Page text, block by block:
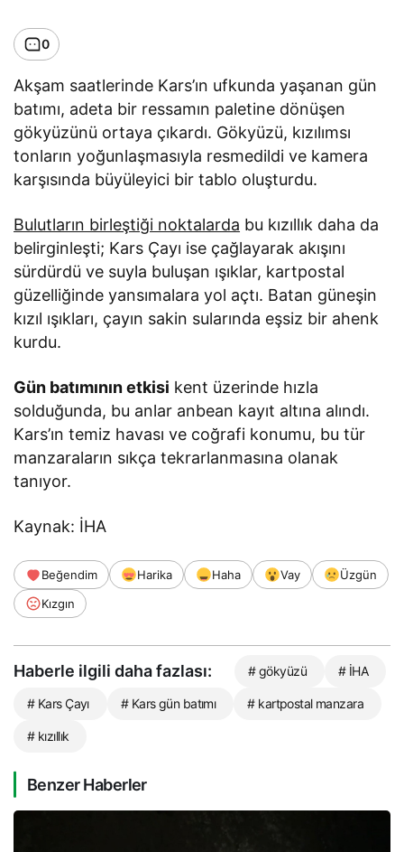
0
Akşam saatlerinde Kars’ın ufkunda yaşanan gün
batımı, adeta bir ressamın paletine dönüşen
gökyüzünü ortaya çıkardı. Gökyüzü, kızılımsı
tonların yoğunlaşmasıyla resmedildi ve kamera
karşısında büyüleyici bir tablo oluşturdu.
Bulutların birleştiği noktalarda bu kızıllık daha da
belirginleşti; Kars Çayı ise çağlayarak akışını
sürdürdü ve suyla buluşan ışıklar, kartpostal
güzelliğinde yansımalara yol açtı. Batan güneşin
kızıl ışıkları, çayın sakin sularında eşsiz bir ahenk
kurdu.
Gün batımının etkisi kent üzerinde hızla
solduğunda, bu anlar anbean kayıt altına alındı.
Kars’ın temiz havası ve coğrafi konumu, bu tür
manzaraların sıkça tekrarlanmasına olanak
tanıyor.
Kaynak: İHA
Beğendim Harika Haha Vay
Üzgün
Kızgın
Haberle ilgili daha fazlası: # gökyüzü # İHA
# Kars Çayı # Kars gün batımı # kartpostal manzara
# kızıllık
Benzer Haberler